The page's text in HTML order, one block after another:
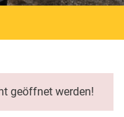
geöffnet werden!